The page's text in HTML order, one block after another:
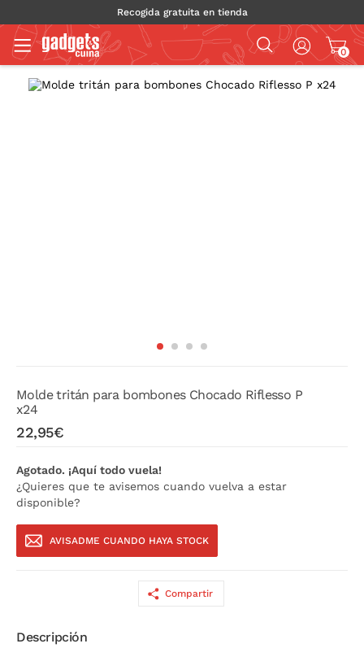
Recogida gratuita en tienda
0
Molde tritán para bombones Chocado Riflesso P
x24
22,95€
Agotado. ¡Aquí todo vuela!
¿Quieres que te avisemos cuando vuelva a estar
disponible?
AVISADME CUANDO HAYA STOCK
Compartir
Descripción